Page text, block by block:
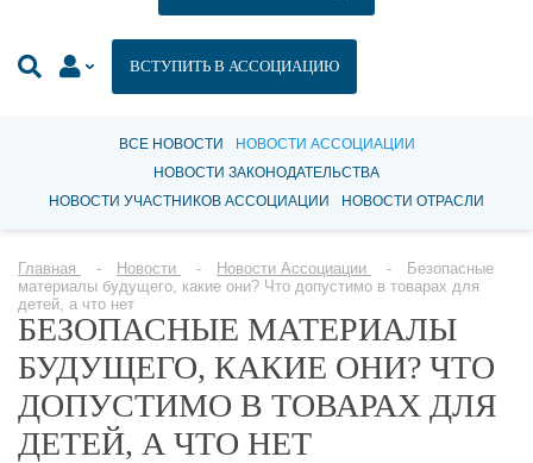
ВСТУПИТЬ В АССОЦИАЦИЮ
ВСЕ НОВОСТИ
НОВОСТИ АССОЦИАЦИИ
НОВОСТИ ЗАКОНОДАТЕЛЬСТВА
НОВОСТИ УЧАСТНИКОВ АССОЦИАЦИИ
НОВОСТИ ОТРАСЛИ
Главная Новости Новости Ассоциации
Безопасные
материалы будущего, какие они? Что допустимо в товарах для
детей, а что нет
БЕЗОПАСНЫЕ МАТЕРИАЛЫ
БУДУЩЕГО, КАКИЕ ОНИ? ЧТО
ДОПУСТИМО В ТОВАРАХ ДЛЯ
ДЕТЕЙ, А ЧТО НЕТ